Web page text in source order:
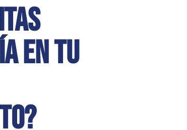
en tu